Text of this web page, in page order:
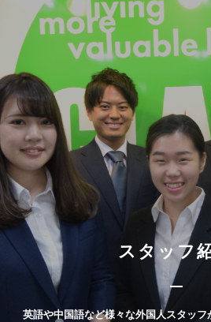
スタッフ
英語や中国語など様々な外国人スタッ